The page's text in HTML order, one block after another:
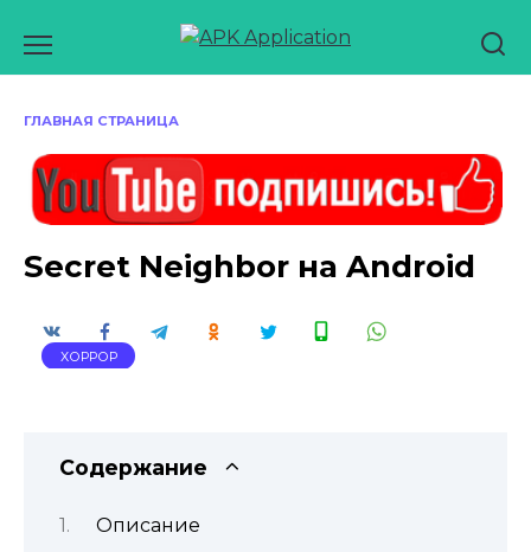
содержанию
ГЛАВНАЯ СТРАНИЦА
Secret Neighbor на Android
ХОРРОР
Содержание
Описание